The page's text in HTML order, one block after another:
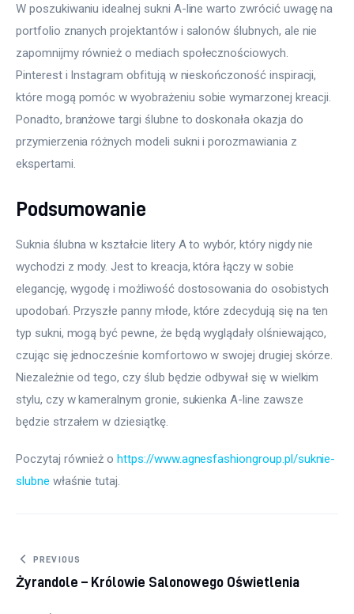
W poszukiwaniu idealnej sukni A-line warto zwrócić uwagę na
portfolio znanych projektantów i salonów ślubnych, ale nie
zapomnijmy również o mediach społecznościowych.
Pinterest i Instagram obfitują w nieskończoność inspiracji,
które mogą pomóc w wyobrażeniu sobie wymarzonej kreacji.
Ponadto, branżowe targi ślubne to doskonała okazja do
przymierzenia różnych modeli sukni i porozmawiania z
ekspertami.
Podsumowanie
Suknia ślubna w kształcie litery A to wybór, który nigdy nie
wychodzi z mody. Jest to kreacja, która łączy w sobie
elegancję, wygodę i możliwość dostosowania do osobistych
upodobań. Przyszłe panny młode, które zdecydują się na ten
typ sukni, mogą być pewne, że będą wyglądały olśniewająco,
czując się jednocześnie komfortowo w swojej drugiej skórze.
Niezależnie od tego, czy ślub będzie odbywał się w wielkim
stylu, czy w kameralnym gronie, sukienka A-line zawsze
będzie strzałem w dziesiątkę.
Poczytaj również o https://www.agnesfashiongroup.pl/suknie-
slubne właśnie tutaj.
Nawigacja wpisu
PREVIOUS
Żyrandole – Królowie Salonowego Oświetlenia